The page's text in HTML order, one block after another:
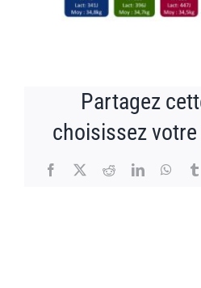
Partagez
choisissez
Facebook
X RedditLinkedIn